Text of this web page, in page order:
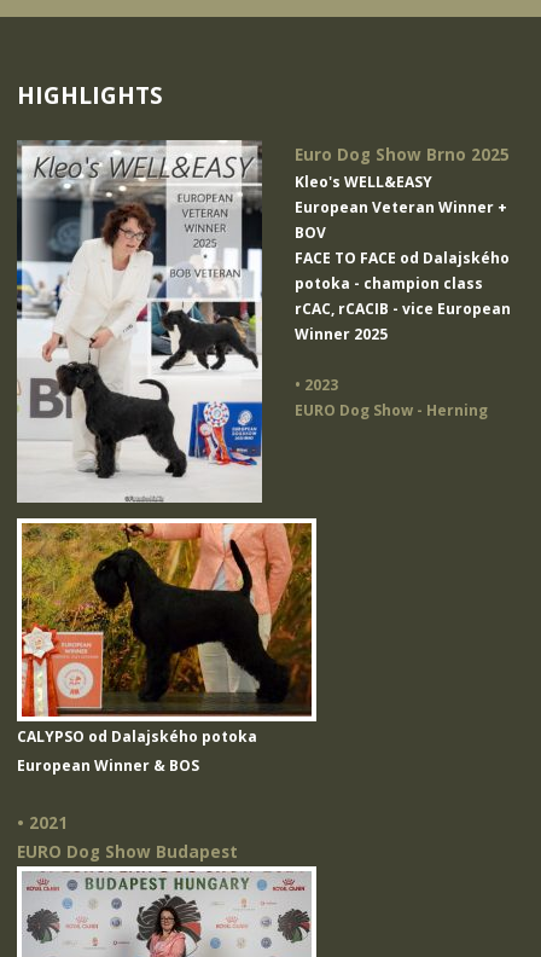
HIGHLIGHTS
Euro Dog Show Brno 2025
Kleo's WELL&EASY
European Veteran Winner +
BOV
FACE TO FACE od Dalajského
potoka - champion class
rCAC, rCACIB - vice European
Winner 2025
• 2023
EURO Dog Show - Herning
CALYPSO od Dalajského potoka
European Winner & BOS
• 2021
EURO Dog Show Budapest